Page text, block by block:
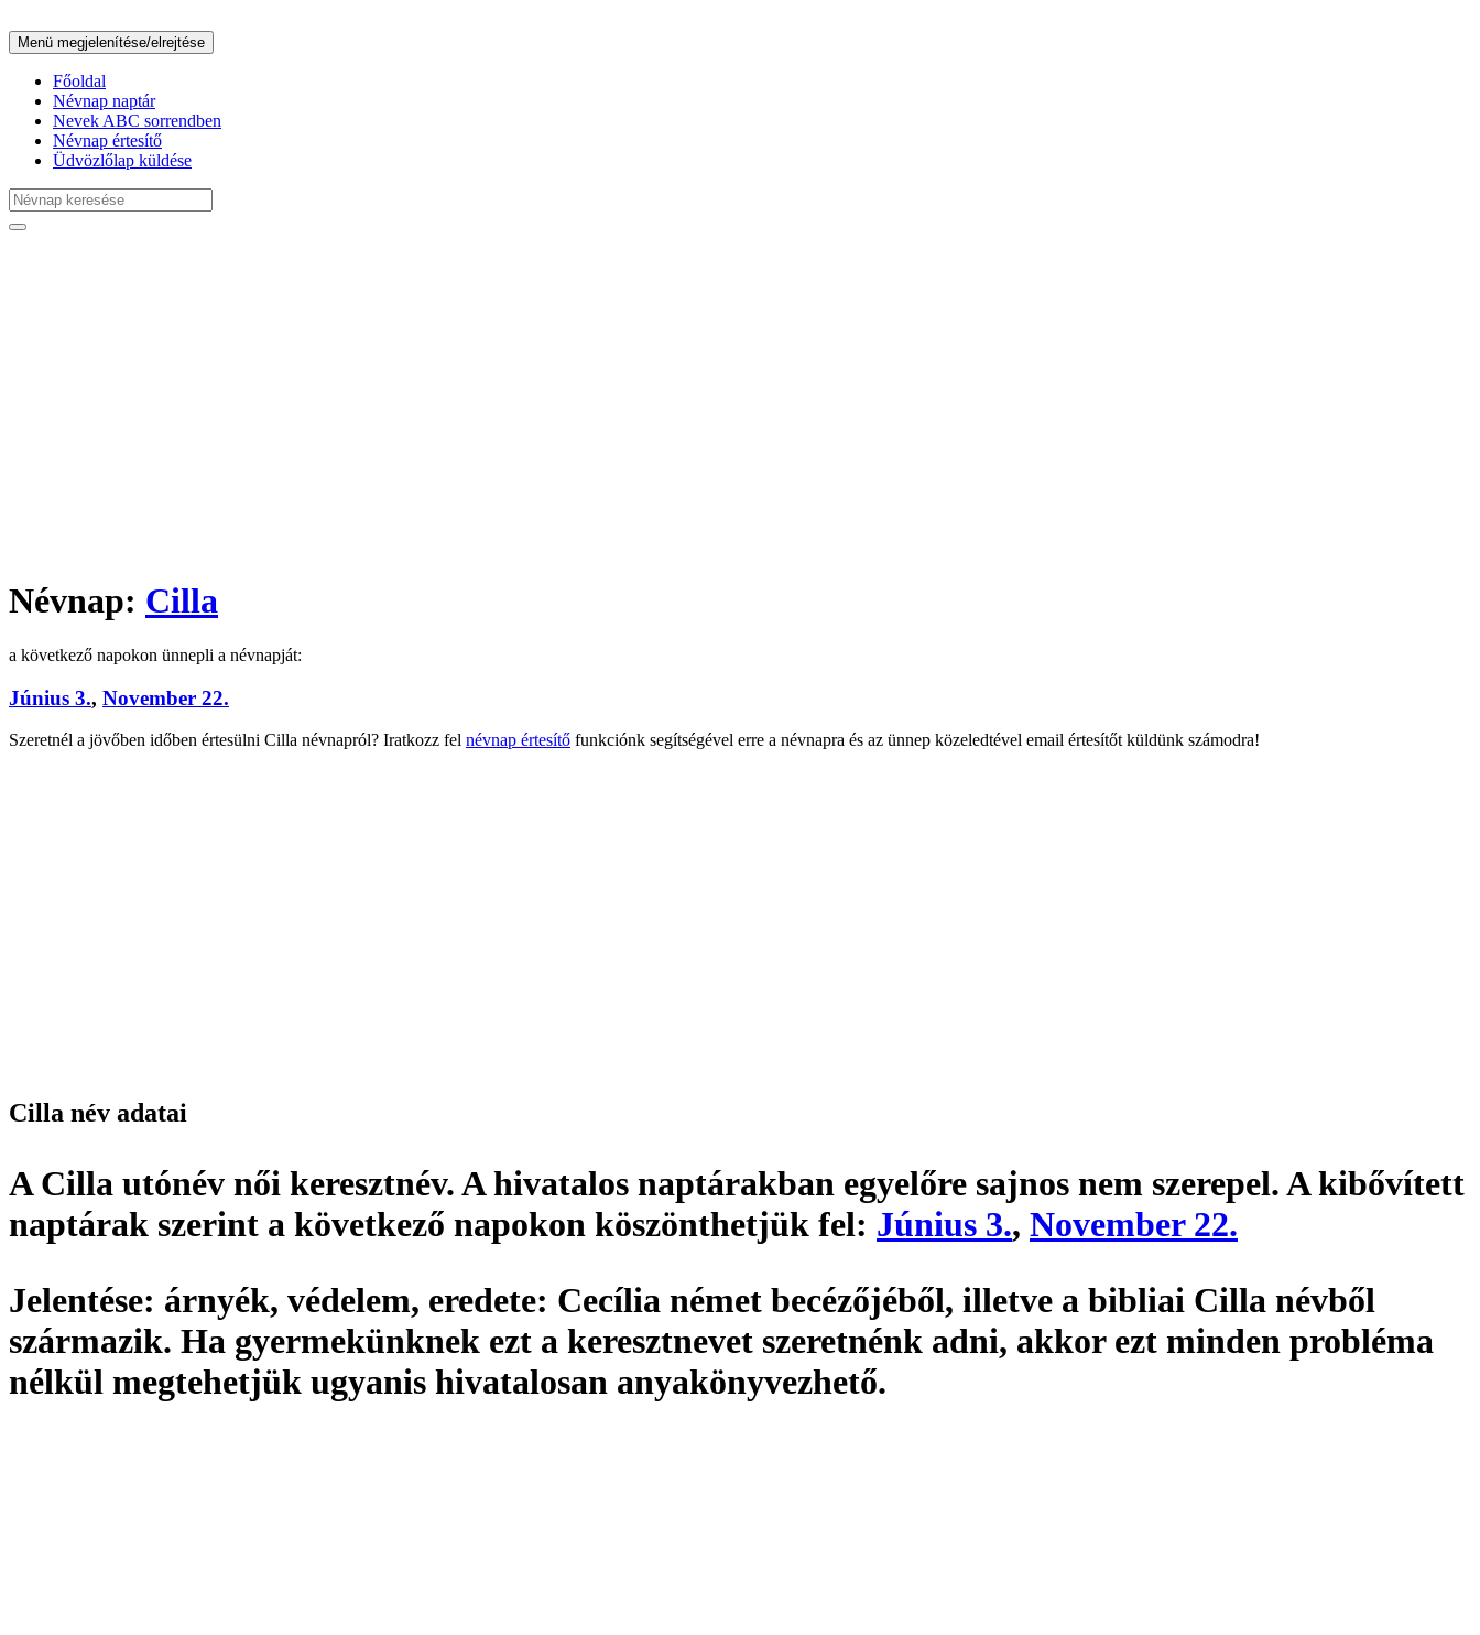
Menü megjelenítése/elrejtése
Főoldal
Névnap naptár
Nevek ABC sorrendben
Névnap értesítő
Üdvözlőlap küldése
Névnap: Cilla
a következő napokon ünnepli a névnapját:
Június 3., November 22.
Szeretnél a jövőben időben értesülni Cilla névnapról? Iratkozz fel névnap értesítő funkciónk segítségével erre a névnapra és az ünnep közeledtével email értesítőt küldünk számodra!
Cilla név adatai
A Cilla utónév női keresztnév. A hivatalos naptárakban egyelőre sajnos nem szerepel. A kibővített
naptárak szerint a következő napokon köszönthetjük fel: Június 3., November 22.
Jelentése: árnyék, védelem, eredete: Cecília német becézőjéből, illetve a bibliai Cilla névből
származik. Ha gyermekünknek ezt a keresztnevet szeretnénk adni, akkor ezt minden probléma
nélkül megtehetjük ugyanis hivatalosan anyakönyvezhető.